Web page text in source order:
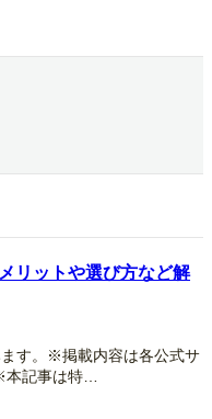
リットや選び方など解
す。※掲載内容は各公式サ
記事は特…